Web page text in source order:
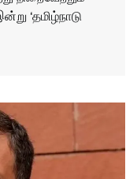
‘தமிழ்நாடு